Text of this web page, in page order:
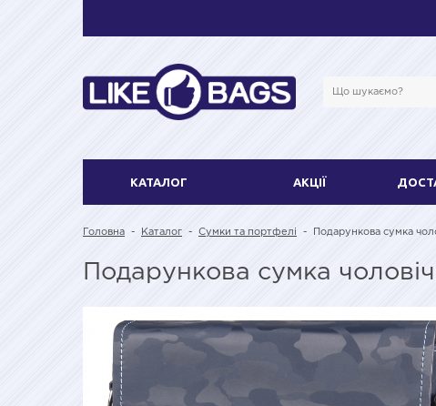
КАТАЛОГ АКЦІЇ
Головна - Каталог - Сумки та портфелі - Подарункова сумка
Подарункова сумка